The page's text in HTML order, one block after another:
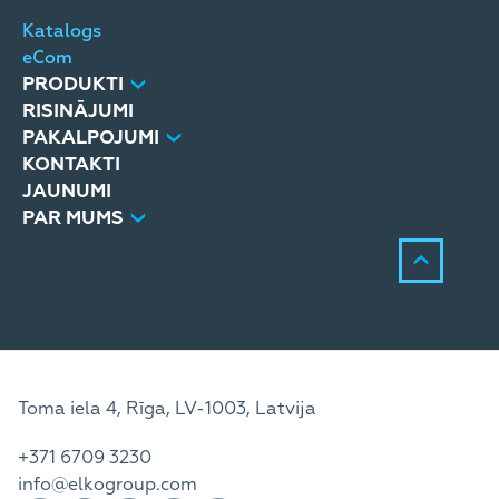
Katalogs
eCom
PRODUKTI
RISINĀJUMI
PAKALPOJUMI
KONTAKTI
JAUNUMI
PAR MUMS
Toma iela 4, Rīga, LV-1003, Latvija
+371 6709 3230
info@elkogroup.com